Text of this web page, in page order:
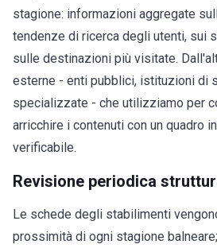
stagione: informazioni aggregate
tendenze di ricerca degli utenti, sui
sulle destinazioni più visitate.
esterne - enti pubblici, istituzioni di
specializzate - che utilizziamo per
arricchire i contenuti con un quadro
verificabile.
Revisione periodica
Le schede degli stabilimenti
prossimità di ogni stagione